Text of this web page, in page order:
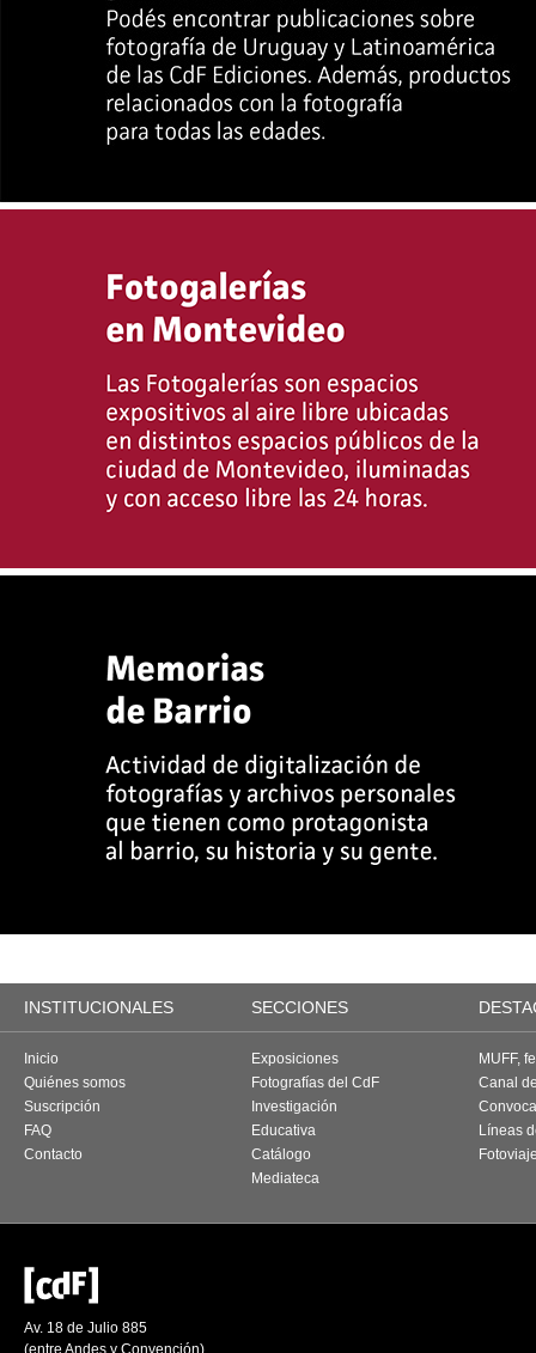
INSTITUCIONALES SECCIONES
Inicio
Quiénes somos
Suscripción
FAQ
Contacto
Exposiciones
Fotografías del CdF
Investigación
Educativa
Catálogo
Mediateca
MUFF,
Canal
Líneas
Av. 18 de Julio 885
(entre Andes y Convención)